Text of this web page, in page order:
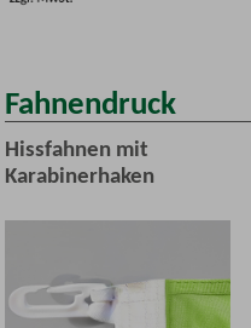
Fahnendruck
Hissfahnen mit
Karabinerhaken